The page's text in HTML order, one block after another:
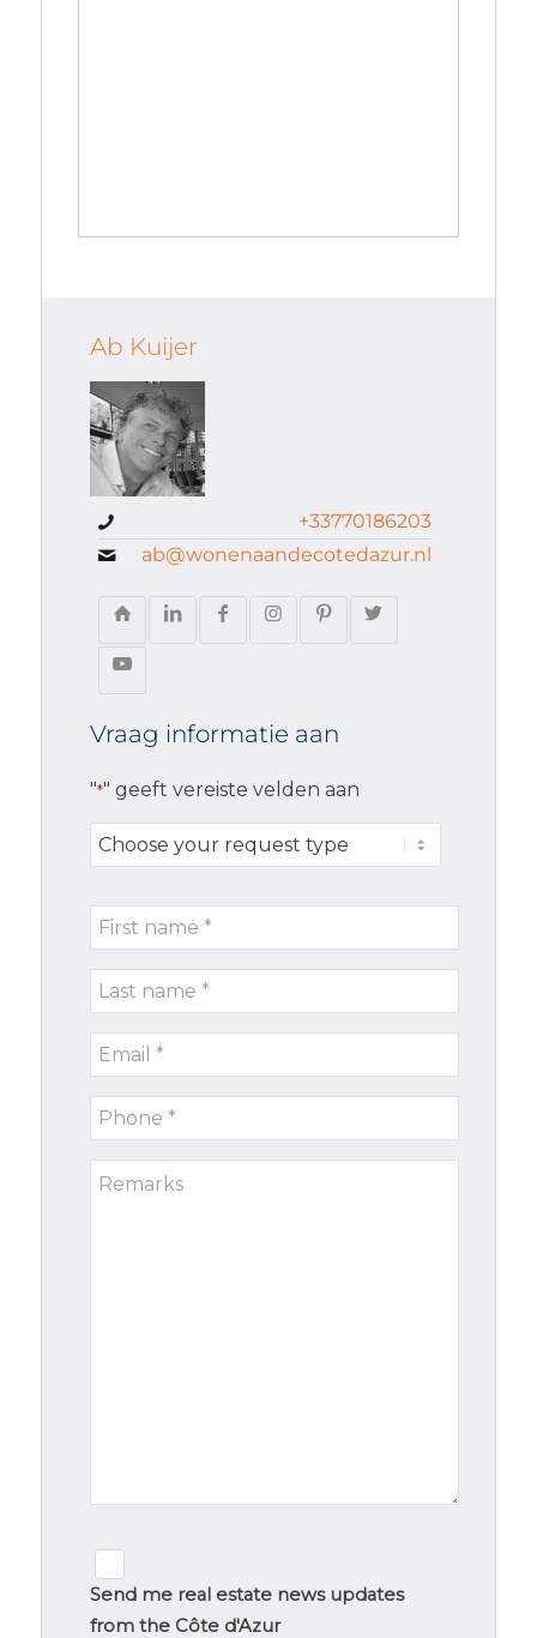
Ab Kuijer
+33770186203
ab@wonenaandecotedazur.nl
Vraag informatie aan
"*" geeft vereiste velden aan
Choose
your
type
First
name
Last
name
Email
*
Phone
*
Remarks
signup
Send me real estate news updates
from the Côte d'Azur